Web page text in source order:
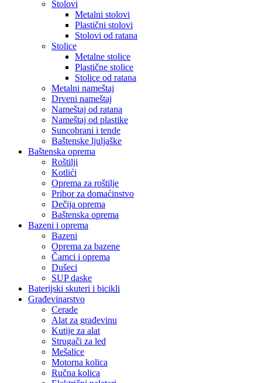
Stolovi
Metalni stolovi
Plastični stolovi
Stolovi od ratana
Stolice
Metalne stolice
Plastične stolice
Stolice od ratana
Metalni nameštaj
Drveni nameštaj
Nameštaj od ratana
Nameštaj od plastike
Suncobrani i tende
Baštenske ljuljaške
Baštenska oprema
Roštilji
Kotlići
Oprema za roštilje
Pribor za domaćinstvo
Dečija oprema
Baštenska oprema
Bazeni i oprema
Bazeni
Oprema za bazene
Čamci i oprema
Dušeci
SUP daske
Baterijski skuteri i bicikli
Građevinarstvo
Cerade
Alat za građevinu
Kutije za alat
Strugači za led
Mešalice
Motorna kolica
Ručna kolica